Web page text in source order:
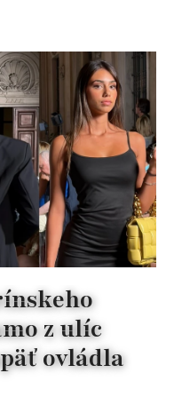
z ulíc
ovládla